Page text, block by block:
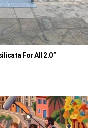
For All 2.0”